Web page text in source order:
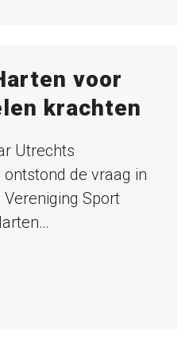
voor
krachten
Utrechts
de vraag in
Sport